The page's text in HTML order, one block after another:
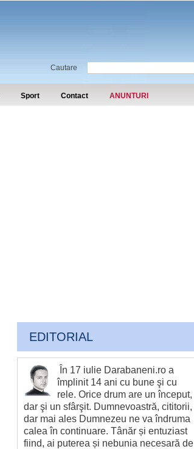
Cautare
Sport Contact ANUNTURI
EDITORIAL
În 17 iulie Darabaneni.ro a
împlinit 14 ani cu bune şi cu
rele. Orice drum are un început,
dar şi un sfârşit. Dumnevoastră, cititorii,
dar mai ales Dumnezeu ne va îndruma
calea în continuare. Tânăr și entuziast
fiind, ai puterea și nebunia necesară de